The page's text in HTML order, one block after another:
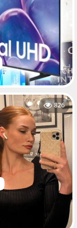
826